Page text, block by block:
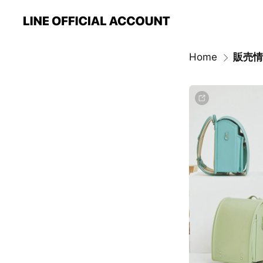
Home 販売